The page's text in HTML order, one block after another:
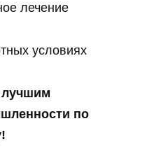
лечение
условиях
лучшим
по